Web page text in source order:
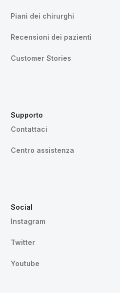
Piani dei chirurghi
Recensioni dei pazienti
Customer Stories
Supporto
Contattaci
Centro assistenza
Social
Instagram
Twitter
Youtube